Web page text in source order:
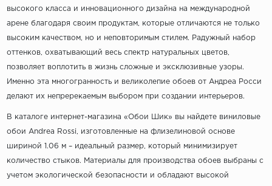
высокого класса и инновационного дизайна на международной
арене благодаря своим продуктам, которые отличаются не только
высоким качеством, но и неповторимым стилем. Радужный набор
оттенков, охватывающий весь спектр натуральных цветов,
позволяет воплотить в жизнь сложные и эксклюзивные узоры.
Именно эта многогранность и великолепие обоев от Андреа Росси
делают их непререкаемым выбором при создании интерьеров.
В каталоге интернет-магазина «Обои Шик» вы найдете виниловые
обои Andrea Rossi, изготовленные на флизелиновой основе
шириной 1.06 м – идеальный размер, который минимизирует
количество стыков. Материалы для производства обоев выбраны с
учетом экологической безопасности и обладают высокой